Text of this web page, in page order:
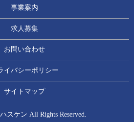
事業案内
求人募集
お問い合わせ
イバシーポリシー
サイトマップ
スケン All Rights Reserved.